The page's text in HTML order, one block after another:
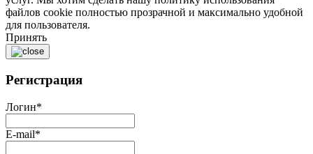
файлов cookie полностью прозрачной и максимально удобной
для пользователя.
Принять
Регистрация
Логин*
E-mail*